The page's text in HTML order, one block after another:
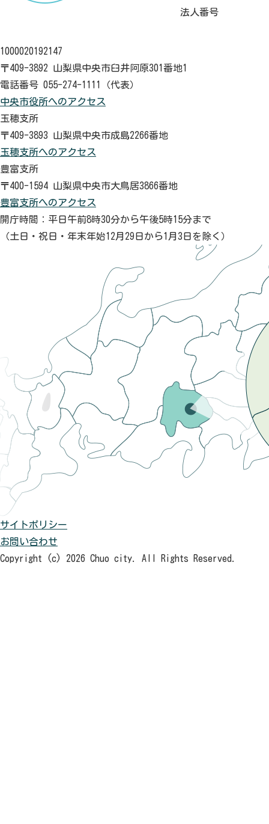
法人番号
1000020192147
〒409-3892 山梨県中央市臼井阿原301番地1
電話番号 055-274-1111（代表）
中央市役所へのアクセス
玉穂支所
〒409-3893 山梨県中央市成島2266番地
玉穂支所へのアクセス
豊富支所
〒400-1594 山梨県中央市大鳥居3866番地
豊富支所へのアクセス
開庁時間：平日午前8時30分から午後5時15分まで
（土日・祝日・年末年始12月29日から1月3日を除く）
サイトポリシー
お問い合わせ
Copyright (c) 2026 Chuo city. All Rights Reserved.